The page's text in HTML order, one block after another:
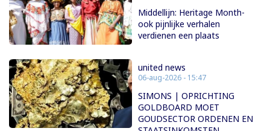
Middellijn: Heritage Month-
ook pijnlijke verhalen
verdienen een plaats
united news
06-aug-2026 - 15:47
SIMONS | OPRICHTING
GOLDBOARD MOET
GOUDSECTOR ORDENEN EN